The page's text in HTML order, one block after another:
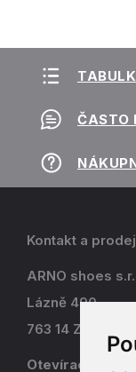
ČASTO
Kontakt a
ARNO shoes
Lázně 490
763 14 Zlín -
Otevírací doba